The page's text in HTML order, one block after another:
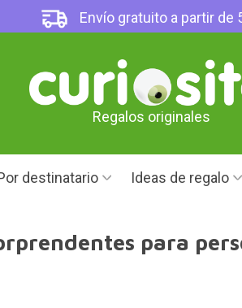
Envío gratuito a partir de
Regalos originales
destinatario Ideas de regalo
para